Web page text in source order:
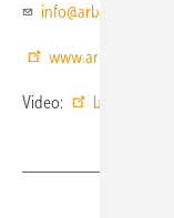
info@arbonia.de
www.arbonia.de
Video: bit.ly/tga1078